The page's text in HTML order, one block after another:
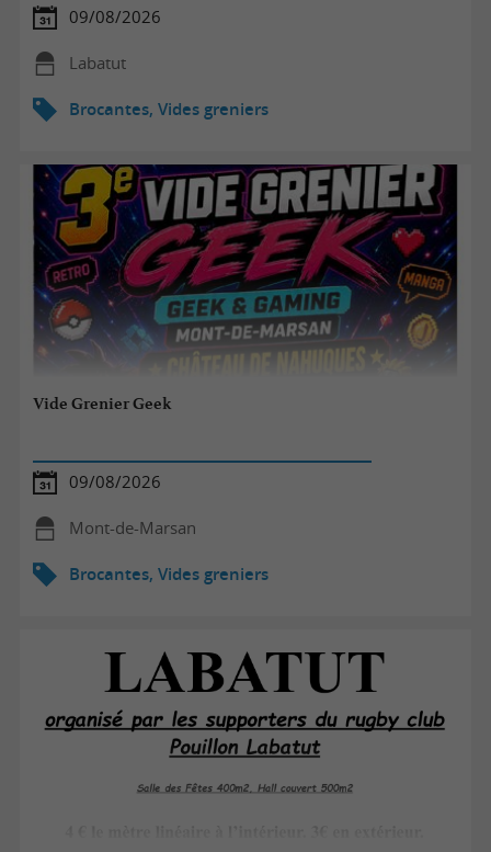
09/08/2026
Labatut
Brocantes, Vides greniers
Vide Grenier Geek
09/08/2026
Mont-de-Marsan
Brocantes, Vides greniers